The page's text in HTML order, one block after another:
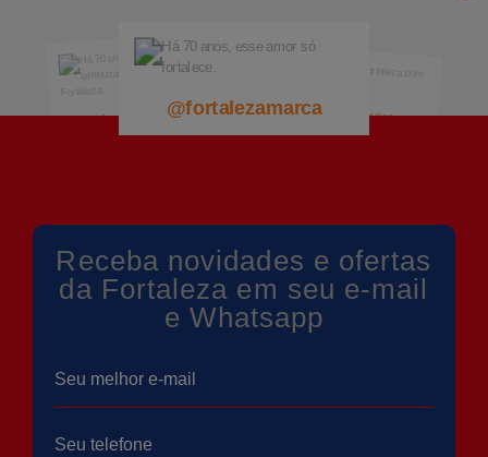
@fortalezamarca@fortalezamarca@fortalezamarca
Receba novidades e ofertas
da Fortaleza em seu e-mail
e Whatsapp